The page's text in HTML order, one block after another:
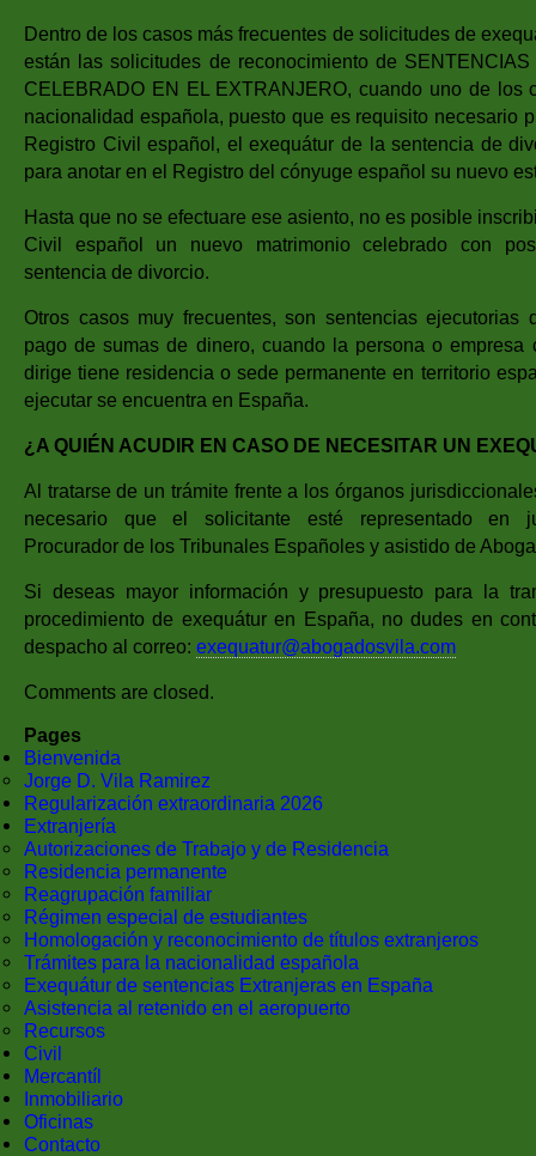
Dentro de los casos más frecuentes de solicitudes de
están las solicitudes de reconocimiento de
CELEBRADO EN EL EXTRANJERO, cuando uno de los
nacionalidad española, puesto que es requisito necesario
Registro Civil español, el exequátur de la sentencia de
para anotar en el Registro del cónyuge español su nuevo
Hasta que no se efectuare ese asiento, no es posible
Civil español un nuevo matrimonio celebrado con
sentencia de divorcio.
Otros casos muy frecuentes, son sentencias ejecutorias
pago de sumas de dinero, cuando la persona o empresa
dirige tiene residencia o sede permanente en territorio
ejecutar se encuentra en España.
¿A QUIÉN ACUDIR EN CASO DE NECESITAR UN
Al tratarse de un trámite frente a los órganos
necesario que el solicitante esté representado en
Procurador de los Tribunales Españoles y asistido de
Si deseas mayor información y presupuesto para la
procedimiento de exequátur en España, no dudes en
despacho al correo: exequatur@abogadosvila.com
Comments are closed.
Pages
Bienvenida
Jorge D. Vila Ramirez
Regularización extraordinaria 2026
Extranjería
Autorizaciones de Trabajo y de Residencia
Residencia permanente
Reagrupación familiar
Régimen especial de estudiantes
Homologación y reconocimiento de títulos extranjeros
Trámites para la nacionalidad española
Exequátur de sentencias Extranjeras en España
Asistencia al retenido en el aeropuerto
Recursos
Civil
Mercantíl
Inmobiliario
Oficinas
Contacto